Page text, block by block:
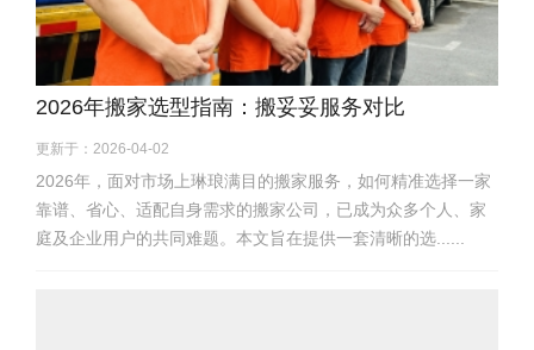
2026年搬家选型指南：搬妥妥服务对比
更新于：2026-04-02
2026年，面对市场上琳琅满目的搬家服务，如何精准选择一家
靠谱、省心、适配自身需求的搬家公司，已成为众多个人、家
庭及企业用户的共同难题。本文旨在提供一套清晰的选......